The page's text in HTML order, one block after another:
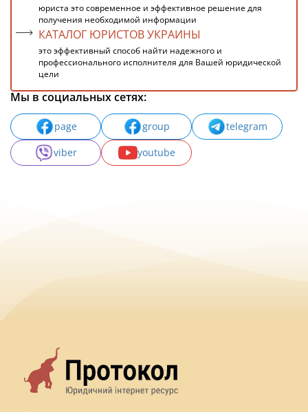
юриста это современное и эффективное решение для
получения необходимой информации
КАТАЛОГ ЮРИСТОВ УКРАИНЫ
это эффективный способ найти надежного и
профессионального исполнителя для Вашей юридической
цели
Мы в социальных сетях:
page group
telegram
viber
youtube